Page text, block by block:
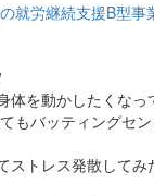
体を動かしたくなっ
もバッティングセ
ストレス発散してみ